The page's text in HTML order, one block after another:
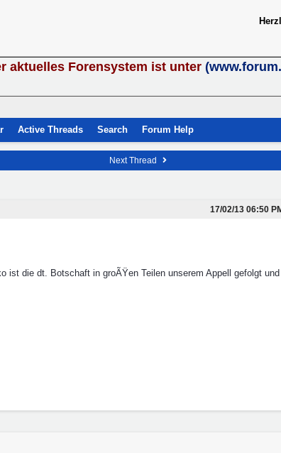
aktuelles Forensystem ist unter
Active Threads Search Forum Help
Next Thread
17/02/13 06:50
ist die dt. Botschaft in groÃŸen Teilen unserem Appell gefolgt